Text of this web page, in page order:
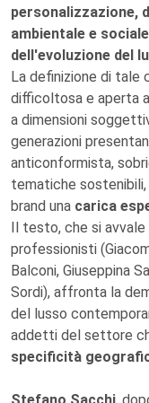
personalizzazione,
ambientale e
dell'evoluzione del
La definizione di
difficoltosa e aperta
a dimensioni
generazioni
anticonformista,
tematiche
brand una carica
Il testo, che si
professionisti
Balconi, Giuseppina
Sordi), affronta la
del lusso
addetti del settore
specificità